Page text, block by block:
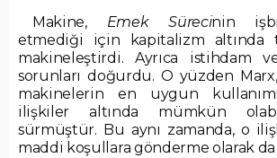
Makine, Emek Sürecinin
etmediği için kapitalizm altında
makineleştirdi. Ayrıca istihdam
sorunları doğurdu. O yüzden Marx,
makinelerin en uygun
ilişkiler altında mümkün
sürmüştür. Bu aynı zamanda, o
maddi koşullara gönderme olarak da